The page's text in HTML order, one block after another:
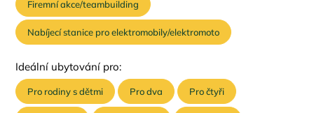
Firemní akce/teambuilding
Nabíjecí stanice pro elektromobily/elektromoto
Ideální ubytování pro:
Pro rodiny s dětmi Pro dva Pro čtyři